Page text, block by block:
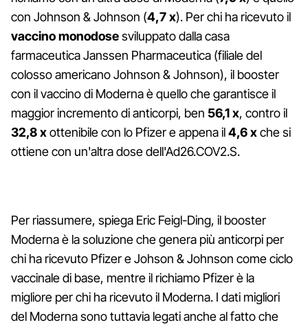
con Johnson & Johnson (4,7 x). Per chi ha ricevuto il
vaccino monodosesviluppato dalla casa
farmaceutica Janssen Pharmaceutica (filiale del
colosso americano Johnson & Johnson), il booster
con il vaccino di Moderna è quello che garantisce il
maggior incremento di anticorpi, ben 56,1 x, contro il
32,8 xottenibile con lo Pfizer e appena il4,6 xche si
ottiene con un'altra dose dell'Ad26.COV2.S.
Per riassumere, spiega Eric Feigl-Ding, il booster
Moderna è la soluzione che genera più anticorpi per
chi ha ricevuto Pfizer e Johson & Johnson come ciclo
vaccinale di base, mentre il richiamo Pfizer è la
migliore per chi ha ricevuto il Moderna. I dati migliori
del Moderna sono tuttavia legati anche al fatto che